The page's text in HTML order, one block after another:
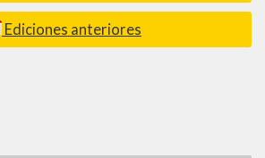
Ediciones anteriores